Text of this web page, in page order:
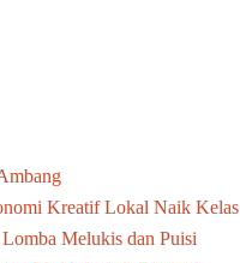
Kreatif Lokal Naik Kelas
Melukis dan Puisi